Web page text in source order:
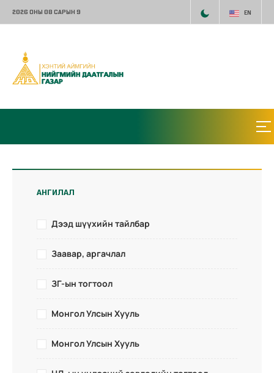
2026 ОНЫ 08 САРЫН 9 EN
АНГИЛАЛ
Дээд шүүхийн тайлбар
Заавар, аргачлал
ЗГ-ын тогтоол
Монгол Улсын Хууль
Монгол Улсын Хууль